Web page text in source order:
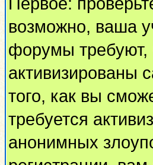
возможно, ваша
форумы требуют,
активизированы
того, как вы
требуется
анонимных